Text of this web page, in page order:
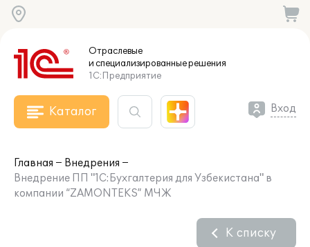
Отраслевые
и специализированныерешения
1С:Предприятие
Каталог Вход
Главная
Внедрения
Внедрение ПП "1C:Бухгалтерия для Узбекистана" в
компании “ZAMONTEKS” МЧЖ
К списку